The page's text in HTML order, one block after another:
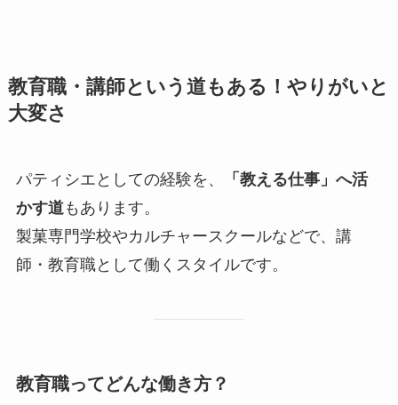
教育職・講師という道もある！やりがいと
大変さ
パティシエとしての経験を、
「教える仕事」へ活
かす道もあります。
製菓専門学校やカルチャースクールなどで、講
師・教育職として働くスタイルです。
教育職ってどんな働き方？